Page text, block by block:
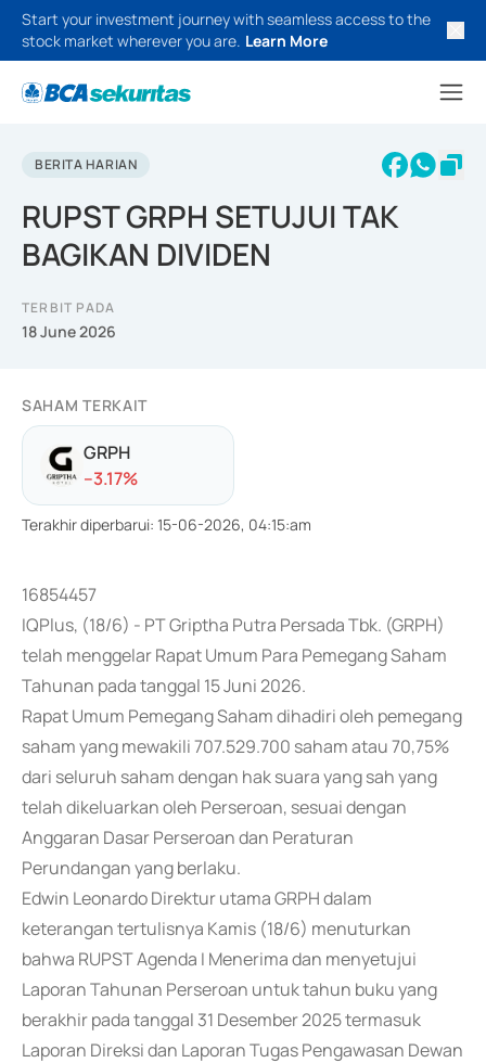
Start your investment journey with seamless access to the
stock market wherever you are. Learn More
BERITA HARIAN
RUPST GRPH SETUJUI TAK
BAGIKAN DIVIDEN
TERBIT PADA
18 June 2026
SAHAM TERKAIT
GRPH
--3.17%
Terakhir diperbarui: 15-06-2026, 04:15:am
16854457
IQPlus, (18/6) - PT Griptha Putra Persada Tbk. (GRPH)
telah menggelar Rapat Umum Para Pemegang Saham
Tahunan pada tanggal 15 Juni 2026.
Rapat Umum Pemegang Saham dihadiri oleh pemegang
saham yang mewakili 707.529.700 saham atau 70,75%
dari seluruh saham dengan hak suara yang sah yang
telah dikeluarkan oleh Perseroan, sesuai dengan
Anggaran Dasar Perseroan dan Peraturan
Perundangan yang berlaku.
Edwin Leonardo Direktur utama GRPH dalam
keterangan tertulisnya Kamis (18/6) menuturkan
bahwa RUPST Agenda I Menerima dan menyetujui
Laporan Tahunan Perseroan untuk tahun buku yang
berakhir pada tanggal 31 Desember 2025 termasuk
Laporan Direksi dan Laporan Tugas Pengawasan Dewan